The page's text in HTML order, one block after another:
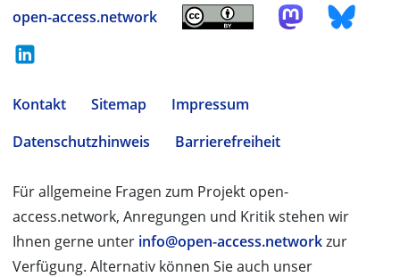
open-access.network
Kontakt Sitemap
Impressum
Datenschutzhinweis
Barrierefreiheit
Für allgemeine Fragen zum Projekt open-
access.network, Anregungen und Kritik stehen wir
Ihnen gerne unter info@open-access.networkzur
Verfügung. Alternativ können Sie auch unser